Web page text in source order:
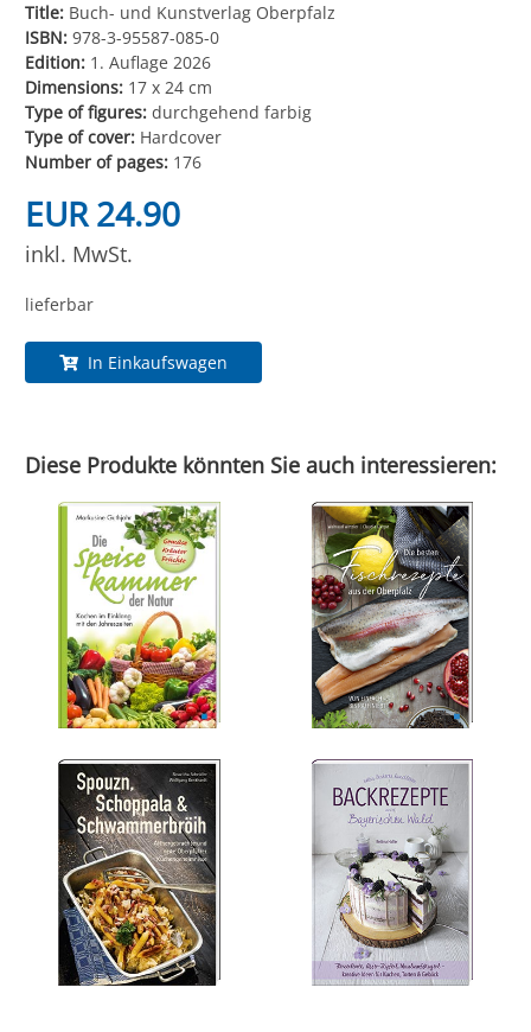
Title: Buch- und Kunstverlag Oberpfalz
ISBN: 978-3-95587-085-0
Edition: 1. Auflage 2026
Dimensions: 17 x 24 cm
Type of figures: durchgehend farbig
Type of cover: Hardcover
Number of pages: 176
EUR 24.90
inkl. MwSt.
lieferbar
In Einkaufswagen
Diese Produkte könnten Sie auch interessieren: